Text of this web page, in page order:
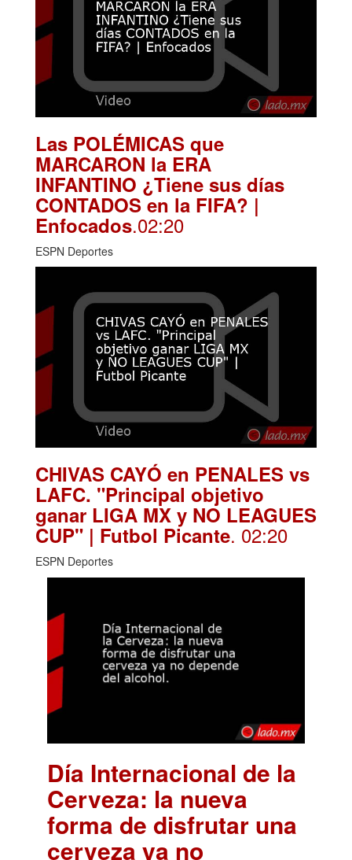
Las POLÉMICAS que
MARCARON la ERA
INFANTINO ¿Tiene sus días
CONTADOS en la FIFA? |
Enfocados.02:20
ESPN Deportes
CHIVAS CAYÓ en PENALES vs
LAFC. "Principal objetivo
ganar LIGA MX y NO LEAGUES
CUP" | Futbol Picante. 02:20
ESPN Deportes
Día Internacional de la
Cerveza: la nueva
forma de disfrutar una
cerveza ya no